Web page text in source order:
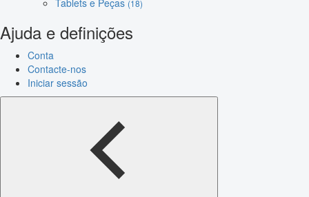
(18)
Ajuda e definições
Conta
Contacte-nos
Iniciar sessão